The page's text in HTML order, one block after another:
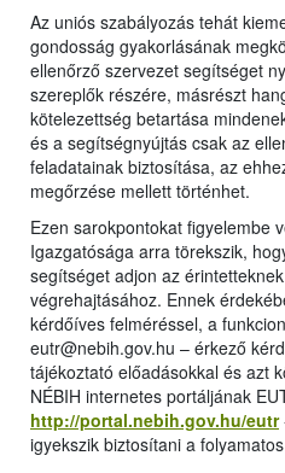
Az uniós szabályozás tehát
gondosság gyakorlásának
ellenőrző szervezet segítséget
szereplők részére, másrészt
kötelezettség betartása
és a segítségnyújtás csak az
feladatainak biztosítása, az
megőrzése mellett történhet.
Ezen sarokpontokat figyelembe
Igazgatósága arra törekszik,
segítséget adjon az
végrehajtásához. Ennek
kérdőíves felméréssel, a
eutr@nebih.gov.hu – érkező
tájékoztató előadásokkal és azt
NÉBIH internetes portáljának
http://portal.nebih.gov.hu/eutr
igyekszik biztosítani a